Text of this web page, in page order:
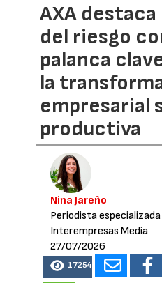
AXA
del riesgo
palanca
la
empresarial
productiva
Nina Jareño
Periodista
Interempresas Media
27/07/2026
17254